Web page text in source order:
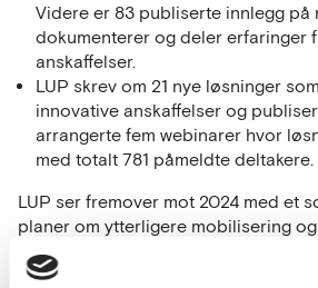
Videre er 83 publiserte innlegg på
dokumenterer og deler erfaringer
anskaffelser.
LUP skrev om 21 nye løsninger
innovative anskaffelser og
arrangerte fem webinarer hvor
med totalt 781 påmeldte deltakere.
LUP ser fremover mot 2024 med et
planer om ytterligere mobilisering
utnytte det fulle potensialet i
Med fokus på bærekraft,